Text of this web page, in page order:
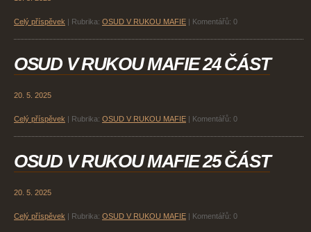
Celý příspěvek Rubrika: OSUD V RUKOU MAFIE Komentářů: 0
OSUD V RUKOU MAFIE 24 ČÁST
20. 5. 2025
Celý příspěvek Rubrika: OSUD V RUKOU MAFIE Komentářů: 0
OSUD V RUKOU MAFIE 25 ČÁST
20. 5. 2025
Celý příspěvek Rubrika: OSUD V RUKOU MAFIE Komentářů: 0